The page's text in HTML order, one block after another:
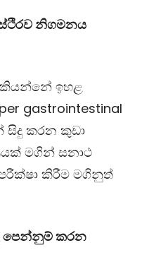
නිගමනය
කියන්නේ ඉහළ
gastrointestinal
කරන කුඩා
මගින් සනාථ
කිරීම මගිනුත්
පෙන්නුම් කරන